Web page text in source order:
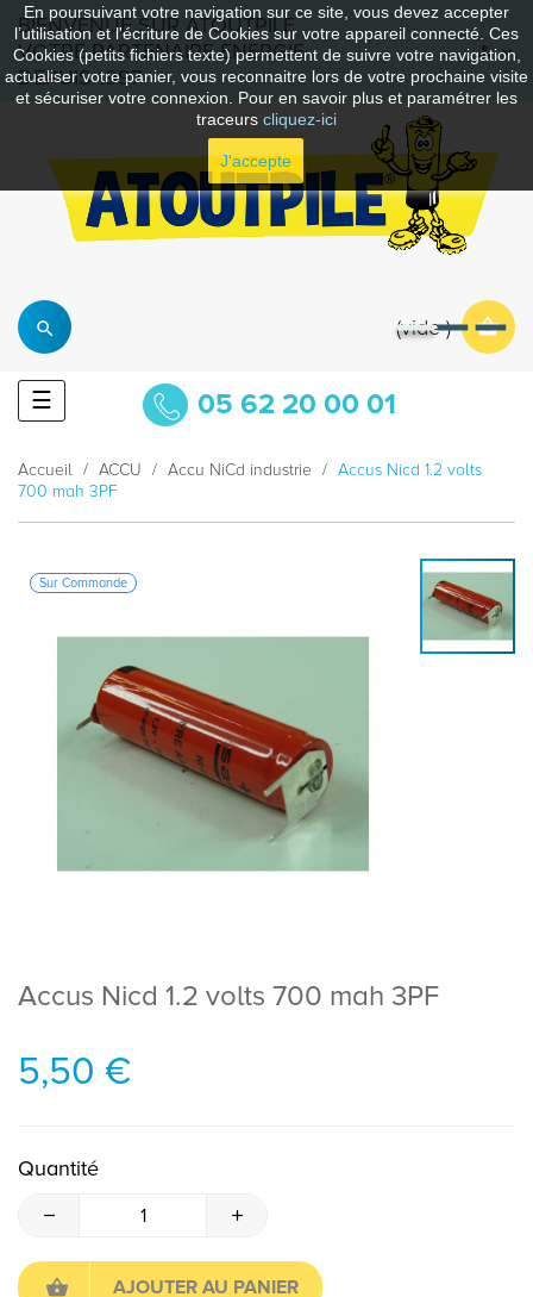
En poursuivant votre navigation sur ce site, vous devez accepter
l’utilisation et l'écriture de Cookies sur votre appareil connecté. Ces
Cookies (petits fichiers texte) permettent de suivre votre navigation,
actualiser votre panier, vous reconnaitre lors de votre prochaine visite
et sécuriser votre connexion. Pour en savoir plus et paramétrer les
traceurs cliquez-ici
J'accepte
BIENVENUE SUR ATOUTPILE
VOTRE PARTENAIRE ENERGIE
DEPUIS 1997
vide
Basculer
la
☰ 05 62 20 00 01
Accueil ACCU Accu NiCd industrie
Accus Nicd 1.2 volts
700 mah 3PF
Sur Commande
Accus Nicd 1.2 volts 700 mah 3PF
5,50 €
Quantité
AJOUTER AU PANIER